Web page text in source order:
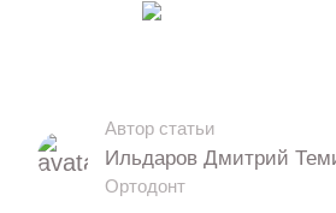
Автор статьи
Ильдаров Дмитрий
Ортодонт